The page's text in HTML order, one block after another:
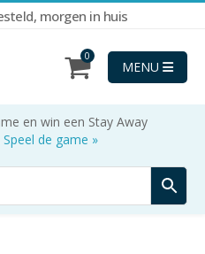
morgen in huis
0
MENU
en win een Stay Away
Speel de game »